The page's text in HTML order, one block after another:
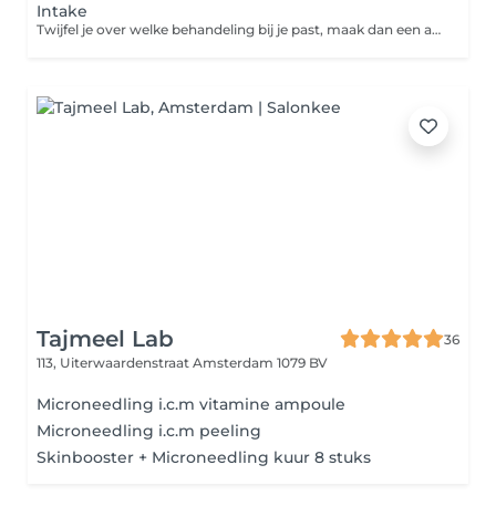
Intake
Twijfel je over welke behandeling bij je past, maak dan een afspraak voor een vrijblijvend intake
Tajmeel Lab
36
113, Uiterwaardenstraat Amsterdam 1079 BV
Microneedling i.c.m vitamine ampoule
Microneedling i.c.m peeling
Skinbooster + Microneedling kuur 8 stuks